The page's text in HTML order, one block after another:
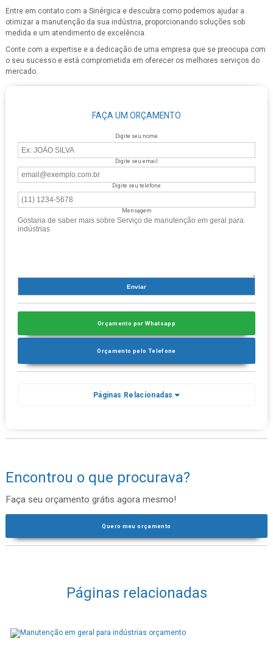
Entre em contato com a Sinérgica e descubra como podemos ajudar a
otimizar a manutenção da sua indústria, proporcionando soluções sob
medida e um atendimento de excelência.
Conte com a expertise e a dedicação de uma empresa que se preocupa com
o seu sucesso e está comprometida em oferecer os melhores serviços do
mercado.
FAÇA UM ORÇAMENTO
Digite seu nome
Digite seu email
Digite seu telefone
Mensagem
Orçamento por Whatsapp
Orçamento pelo Telefone
Páginas Relacionadas
Encontrou o que procurava?
Faça seu orçamento grátis agora mesmo!
Quero meu orçamento
Páginas relacionadas